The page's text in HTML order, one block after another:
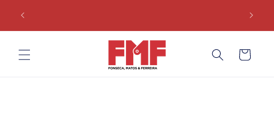
para o
Carrinho